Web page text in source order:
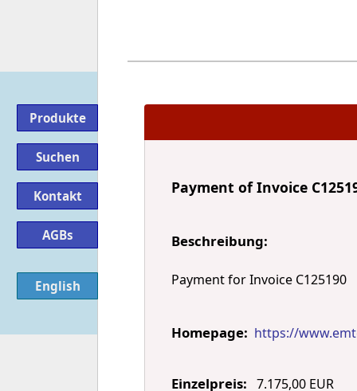
Produkte
Suchen
Kontakt
AGBs
English
Payment of Invoice
Beschreibung:
Payment for Invoice C125190
Homepage: https://
Einzelpreis: 7.175,00 EUR